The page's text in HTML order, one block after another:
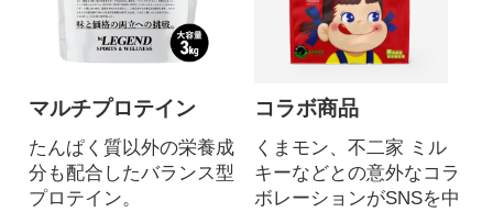
マルチプロテイン
たんぱく質以外の栄養成
分も配合したバランス型
プロテイン。
コラボ商品
くまモン、不二家 ミル
キーなどとの意外なコラ
ボレーションがSNSを中